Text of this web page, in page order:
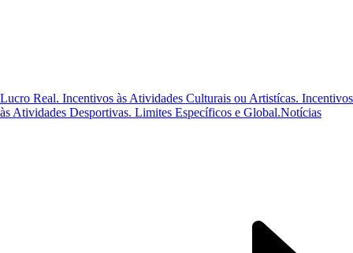
Lucro Real. Incentivos às Atividades Culturais ou Artistícas. Incentivos
às Atividades Desportivas. Limites Específicos e Global.Notícias